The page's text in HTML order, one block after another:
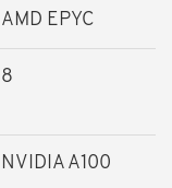
AMD EPYC
8
NVIDIA A100